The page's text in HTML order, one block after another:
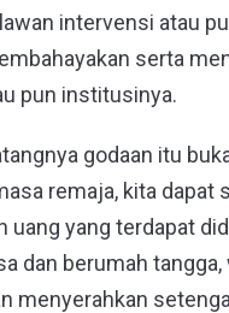
intervensi atau
serta
pun institusinya.
godaan itu
remaja, kita dapat
yang terdapat
dan berumah
menyerahkan